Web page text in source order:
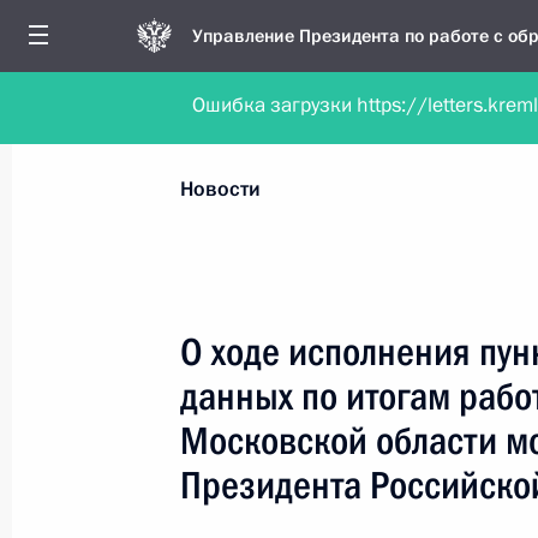
Управление Президента по работе с
Обратиться в форме электронного
Все новости
Новости о работе мобильной приёмной
Работа мобильной приёмной
Новости
О ходе исполнения
данных по итогам
Московской области
Президента
Ошибка загрузки https://